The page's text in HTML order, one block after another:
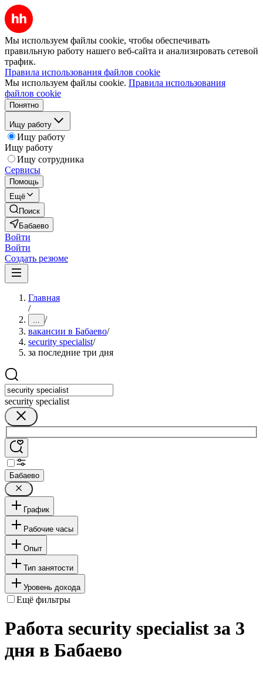
Мы используем файлы cookie, чтобы обеспечивать
правильную работу нашего веб-сайта и анализировать сетевой
трафик.
Правила использования файлов cookie
Мы используем файлы cookie. Правила использования
файлов cookie
Понятно
Ищу работу
Ищу работу
Ищу работу
Ищу сотрудника
Сервисы
Помощь
Ещё
Поиск
Бабаево
Войти
Войти
Создать резюме
Главная
/
... /
вакансии в Бабаево/
security specialist/
за последние три дня
security specialist
Бабаево
График
Рабочие часы
Опыт
Тип занятости
Уровень дохода
Ещё фильтры
Работа security specialist за 3
дня в Бабаево